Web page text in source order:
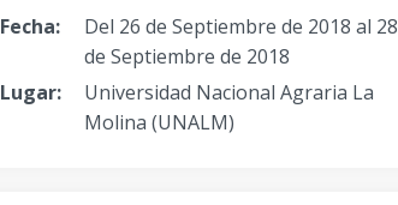
Fecha:
Del 26 de Septiembre de 2018 al 28
de Septiembre de 2018
Lugar:
Universidad Nacional Agraria La
Molina (UNALM)